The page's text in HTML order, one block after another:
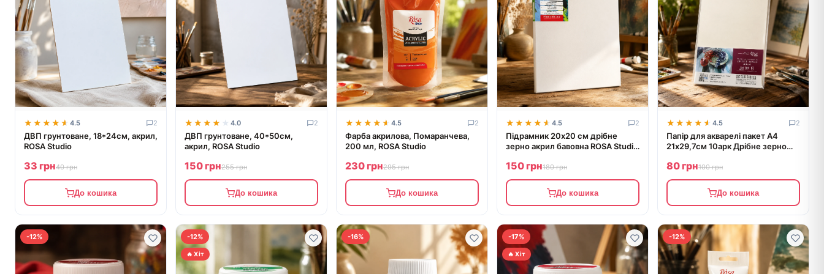
★★★★★
★★★★★ 4.5 2
ДВП грунтоване, 18*24см, акрил,
ROSA Studio
33 грн40 грн
До кошика
★★★★★
★★★★★ 4.0 2
ДВП грунтоване, 40*50см,
акрил, ROSA Studio
150 грн255 грн
До кошика
★★★★★
★★★★★ 4.5 2
Фарба акрилова, Помаранчева,
200 мл, ROSA Studio
230 грн295 грн
До кошика
★★★★★
★★★★★ 4.5 2
Підрамник 20х20 см дрібне
зерно акрил бавовна ROSA Studio
150 грн180 грн
До кошика
★★★★★
★★★★★ 4.5 2
Папір для акварелі пакет А4
21х29,7см 10арк Дрібне зерно
80 грн100 грн
До кошика
-12% -12%
🔥 Хіт
-16% -17%
🔥 Хіт
-12%